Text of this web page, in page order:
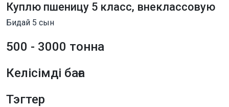
Куплю пшеницу 5 класс, внеклассовую
Бидай 5 сын
500 - 3000 тонна
Келісімді баға
Тэгтер